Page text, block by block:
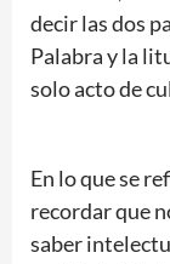
decir las dos
Palabra y la
solo acto de
En lo que se
recordar que
saber